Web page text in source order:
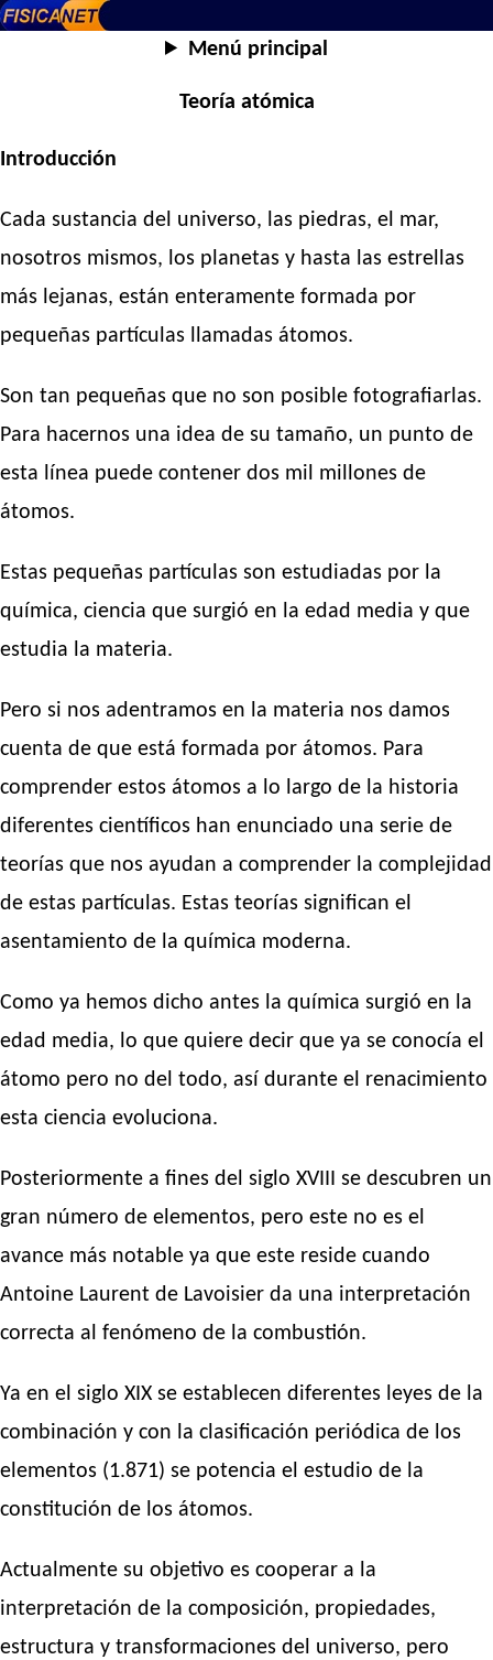
Menú principal
Teoría atómica
Introducción
Cada sustancia del universo, las piedras, el mar,
nosotros mismos, los planetas y hasta las estrellas
más lejanas, están enteramente formada por
pequeñas partículas llamadas átomos.
Son tan pequeñas que no son posible fotografiarlas.
Para hacernos una idea de su tamaño, un punto de
esta línea puede contener dos mil millones de
átomos.
Estas pequeñas partículas son estudiadas por la
química, ciencia que surgió en la edad media y que
estudia la materia.
Pero si nos adentramos en la materia nos damos
cuenta de que está formada por átomos. Para
comprender estos átomos a lo largo de la historia
diferentes científicos han enunciado una serie de
teorías que nos ayudan a comprender la complejidad
de estas partículas. Estas teorías significan el
asentamiento de la química moderna.
Como ya hemos dicho antes la química surgió en la
edad media, lo que quiere decir que ya se conocía el
átomo pero no del todo, así durante el renacimiento
esta ciencia evoluciona.
Posteriormente a fines del siglo XVIII se descubren un
gran número de elementos, pero este no es el
avance más notable ya que este reside cuando
Antoine Laurent de Lavoisier da una interpretación
correcta al fenómeno de la combustión.
Ya en el siglo XIX se establecen diferentes leyes de la
combinación y con la clasificación periódica de los
elementos (1.871) se potencia el estudio de la
constitución de los átomos.
Actualmente su objetivo es cooperar a la
interpretación de la composición, propiedades,
estructura y transformaciones del universo, pero